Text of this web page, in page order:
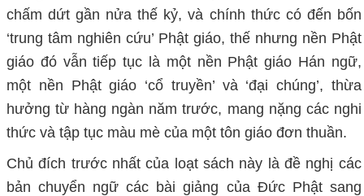
chấm dứt gần nửa thế kỷ, và chính thức có đến bốn
‘trung tâm nghiên cứu’ Phật giáo, thế nhưng nền Phật
giáo đó vẫn tiếp tục là một nền Phật giáo Hán ngữ,
một nền Phật giáo ‘cổ truyền’ và ‘đại chúng’, thừa
hưởng từ hàng ngàn năm trước, mang nặng các nghi
thức và tập tục màu mè của một tôn giáo đơn thuần.
Chủ đích trước nhất của loạt sách này là đề nghị các
bản chuyển ngữ các bài giảng của Đức Phật sang